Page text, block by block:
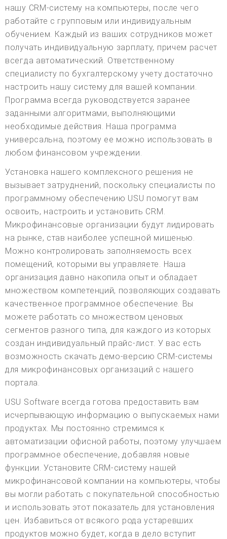
нашу CRM-систему на компьютеры, после чего
работайте с групповым или индивидуальным
обучением. Каждый из ваших сотрудников может
получать индивидуальную зарплату, причем расчет
всегда автоматический. Ответственному
специалисту по бухгалтерскому учету достаточно
настроить нашу систему для вашей компании.
Программа всегда руководствуется заранее
заданными алгоритмами, выполняющими
необходимые действия. Наша программа
универсальна, поэтому ее можно использовать в
любом финансовом учреждении.
Установка нашего комплексного решения не
вызывает затруднений, поскольку специалисты по
программному обеспечению USU помогут вам
освоить, настроить и установить CRM.
Микрофинансовые организации будут лидировать
на рынке, став наиболее успешной мишенью.
Можно контролировать заполняемость всех
помещений, которыми вы управляете. Наша
организация давно накопила опыт и обладает
множеством компетенций, позволяющих создавать
качественное программное обеспечение. Вы
можете работать со множеством ценовых
сегментов разного типа, для каждого из которых
создан индивидуальный прайс-лист. У вас есть
возможность скачать демо-версию CRM-системы
для микрофинансовых организаций с нашего
портала.
USU Software всегда готова предоставить вам
исчерпывающую информацию о выпускаемых нами
продуктах. Мы постоянно стремимся к
автоматизации офисной работы, поэтому улучшаем
программное обеспечение, добавляя новые
функции. Установите CRM-систему нашей
микрофинансовой компании на компьютеры, чтобы
вы могли работать с покупательной способностью
и использовать этот показатель для установления
цен. Избавиться от всякого рода устаревших
продуктов можно будет, когда в дело вступит